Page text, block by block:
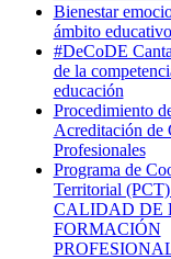
Bienestar
ámbito educativo
#DeCoDE
de la
educación
Procedimiento
Acreditación de
Profesionales
Programa de
Territorial
CALIDAD DE
FORMACIÓN